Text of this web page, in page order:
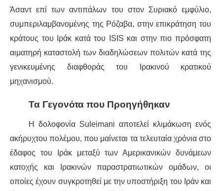
Άσαντ επί των αντιπάλων του στον Συριακό εμφύλιο,
συμπεριλαμβανομένης της Ρόζαβα, στην επικράτηση του
κράτους του Ιράκ κατά του ISIS και στην πιο πρόσφατη
αιματηρή καταστολή των διαδηλώσεων πολιτών κατά της
γενικευμένης διαφθοράς του Ιρακινού κρατικού
μηχανισμού.
Τα Γεγονότα που Προηγήθηκαν
Η δολοφονία Suleimani αποτελεί κλιμάκωση ενός
ακήρυχτου πολέμου, που μαίνεται τα τελευταία χρόνια στο
έδαφος του Ιράκ μεταξύ των Αμερικανικών δυνάμεων
κατοχής και Ιρακινών παραστρατιωτικών ομάδων, οι
οποίες έχουν συγκροτηθεί με την υποστήριξη του Ιράν και